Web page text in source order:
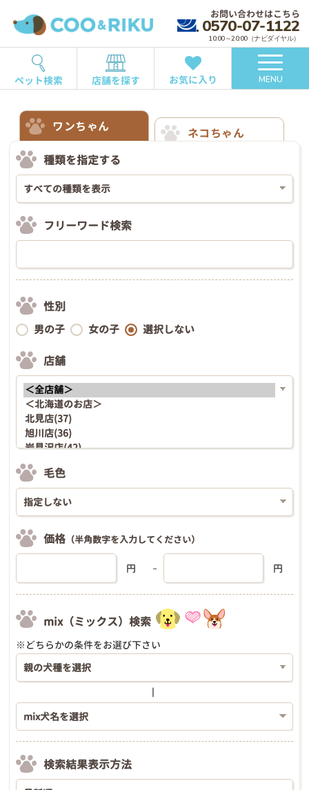
お問い合わせはこちら
0570-07-1122
10:00～20:00（ナビダイヤル）
ペット検索 店舗を探す お気に入り MENU
ワンちゃん
ネコちゃん
種類を指定する
フリーワード検索
性別
男の子 女の子 選択しない
店舗
毛色
価格 （半角数字を入力してください）
円 円
mix（ミックス）検索
※どちらかの条件をお選び下さい
検索結果表示方法